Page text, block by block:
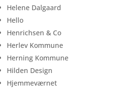
Helene Dalgaard
Hello
Henrichsen & Co
Herlev Kommune
Herning Kommune
Hilden Design
Hjemmeværnet